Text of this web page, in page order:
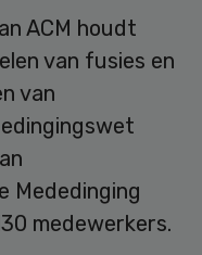
ACM houdt
van fusies en
van
Mededinging
medewerkers.